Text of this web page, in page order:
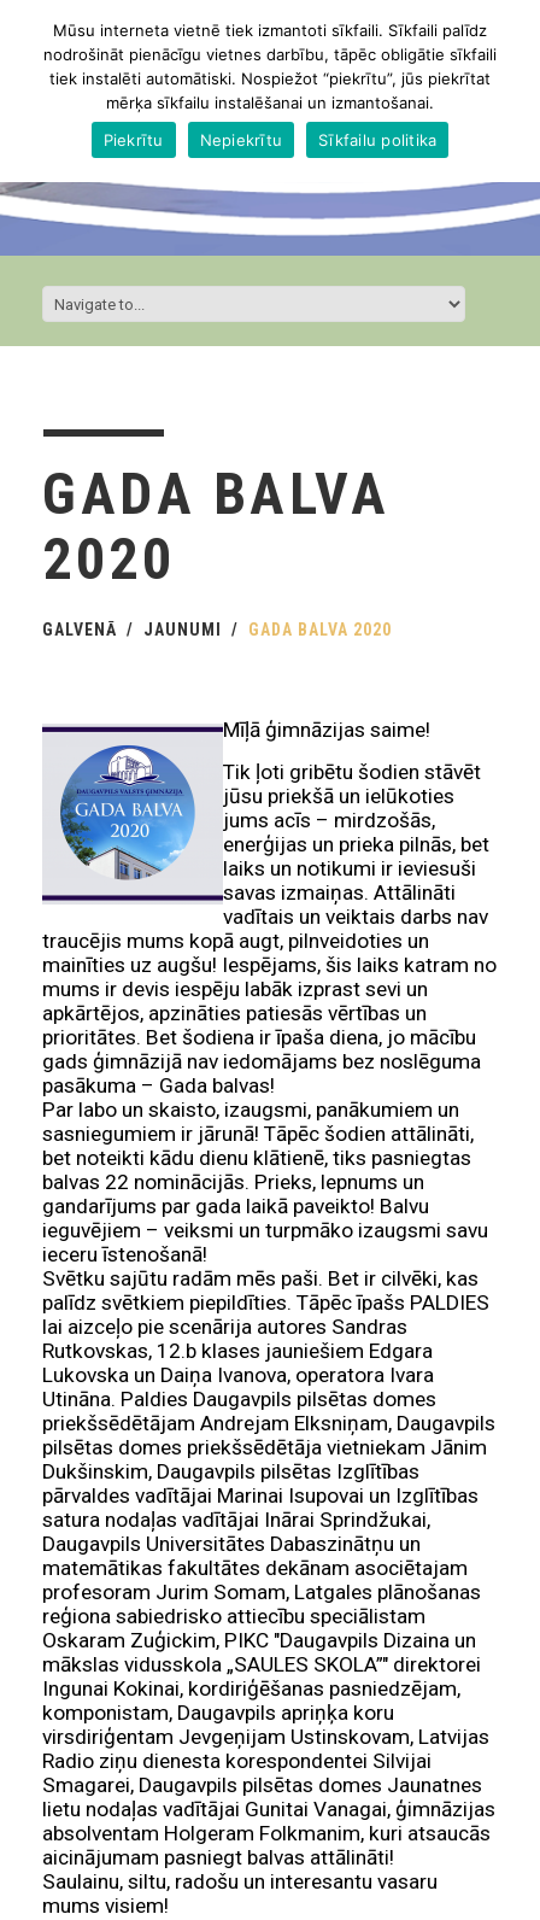
GADA BALVA
2020
GALVENĀ JAUNUMI GADA BALVA 2020
Mīļā ģimnāzijas saime!
Tik ļoti gribētu šodien stāvēt
jūsu priekšā un ielūkoties
jums acīs – mirdzošās,
enerģijas un prieka pilnās, bet
laiks un notikumi ir ieviesuši
savas izmaiņas. Attālināti
vadītais un veiktais darbs nav
traucējis mums kopā augt, pilnveidoties un
mainīties uz augšu! Iespējams, šis laiks katram no
mums ir devis iespēju labāk izprast sevi un
apkārtējos, apzināties patiesās vērtības un
prioritātes. Bet šodiena ir īpaša diena, jo mācību
gads ģimnāzijā nav iedomājams bez noslēguma
pasākuma – Gada balvas!
Par labo un skaisto, izaugsmi, panākumiem un
sasniegumiem ir jārunā! Tāpēc šodien attālināti,
bet noteikti kādu dienu klātienē, tiks pasniegtas
balvas 22 nominācijās. Prieks, lepnums un
gandarījums par gada laikā paveikto! Balvu
ieguvējiem – veiksmi un turpmāko izaugsmi savu
ieceru īstenošanā!
Svētku sajūtu radām mēs paši. Bet ir cilvēki, kas
palīdz svētkiem piepildīties. Tāpēc īpašs PALDIES
lai aizceļo pie scenārija autores Sandras
Rutkovskas, 12.b klases jauniešiem Edgara
Lukovska un Daiņa Ivanova, operatora Ivara
Utināna. Paldies Daugavpils pilsētas domes
priekšsēdētājam Andrejam Elksniņam, Daugavpils
pilsētas domes priekšsēdētāja vietniekam Jānim
Dukšinskim, Daugavpils pilsētas Izglītības
pārvaldes vadītājai Marinai Isupovai un Izglītības
satura nodaļas vadītājai Inārai Sprindžukai,
Daugavpils Universitātes Dabaszinātņu un
matemātikas fakultātes dekānam asociētajam
profesoram Jurim Somam, Latgales plānošanas
reģiona sabiedrisko attiecību speciālistam
Oskaram Zuģickim, PIKC "Daugavpils Dizaina un
mākslas vidusskola „SAULES SKOLA”" direktorei
Ingunai Kokinai, kordiriģēšanas pasniedzējam,
komponistam, Daugavpils apriņķa koru
virsdiriģentam Jevgeņijam Ustinskovam, Latvijas
Radio ziņu dienesta korespondentei Silvijai
Smagarei, Daugavpils pilsētas domes Jaunatnes
lietu nodaļas vadītājai Gunitai Vanagai, ģimnāzijas
absolventam Holgeram Folkmanim, kuri atsaucās
aicinājumam pasniegt balvas attālināti!
Saulainu, siltu, radošu un interesantu vasaru
mums visiem!
Mūsu interneta vietnē tiek izmantoti sīkfaili. Sīkfaili palīdz
nodrošināt pienācīgu vietnes darbību, tāpēc obligātie sīkfaili
tiek instalēti automātiski. Nospiežot “piekrītu”, jūs piekrītat
mērķa sīkfailu instalēšanai un izmantošanai.
Piekrītu
Nepiekrītu Sīkfailu politika